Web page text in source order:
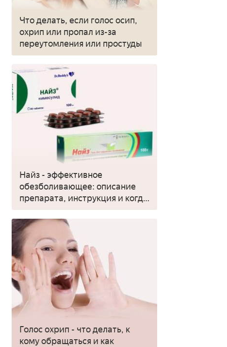
Что делать, если голос осип,
охрип или пропал из-за
переутомления или простуды
Найз - эффективное
обезболивающее: описание
препарата, инструкция и когда
применять
Голос охрип - что делать, к
кому обращаться и как